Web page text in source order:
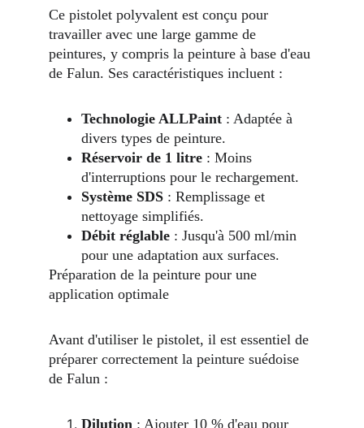
Ce pistolet polyvalent est conçu pour
travailler avec une large gamme de
peintures, y compris la peinture à base d'eau
de Falun. Ses caractéristiques incluent :
Technologie ALLPaint : Adaptée à
divers types de peinture.
Réservoir de 1 litre : Moins
d'interruptions pour le rechargement.
Système SDS : Remplissage et
nettoyage simplifiés.
Débit réglable : Jusqu'à 500 ml/min
pour une adaptation aux surfaces.
Préparation de la peinture pour une
application optimale
Avant d'utiliser le pistolet, il est essentiel de
préparer correctement la peinture suédoise
de Falun :
Dilution : Ajouter 10 % d'eau pour